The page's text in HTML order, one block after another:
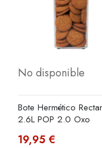
No disponible
Bote Hermético
2.6L POP 2.0 Oxo
19,95 €